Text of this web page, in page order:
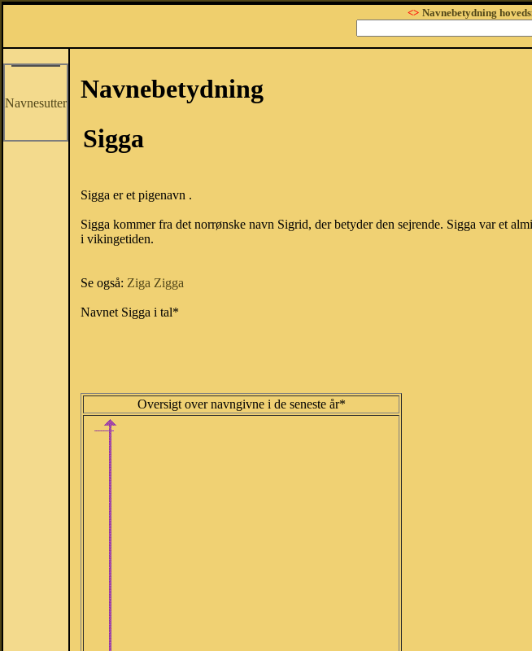
<> Navnebetydning
Navnesutter
Navnebetydning
Sigga
Sigga er et pigenavn .
Sigga kommer fra det norrønske navn Sigrid, der betyder den sejrende. Sigga var et
i vikingetiden.
Se også: Ziga Zigga
Navnet Sigga i tal*
Oversigt over navngivne i de seneste år*